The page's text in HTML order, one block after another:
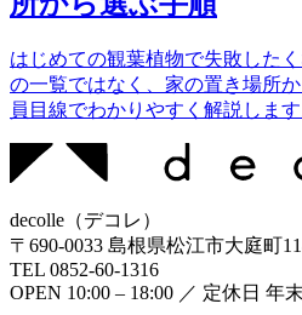
はじめての観葉植物で失敗した
の一覧ではなく、家の置き場所
員目線でわかりやすく解説します
decolle （デコレ ）
〒 690-0033 島根県松江市大庭町
TEL 0852-60-1316
OPEN 10:00 – 18:00 ／ 定休日 年